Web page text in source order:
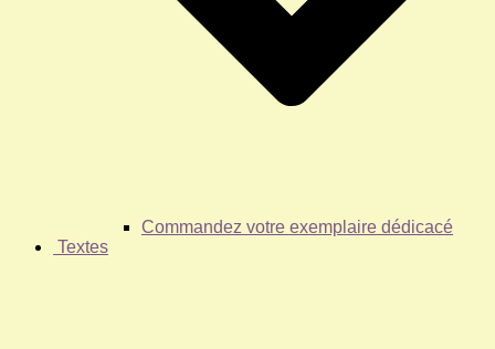
Commandez votre exemplaire dédicacé
Textes